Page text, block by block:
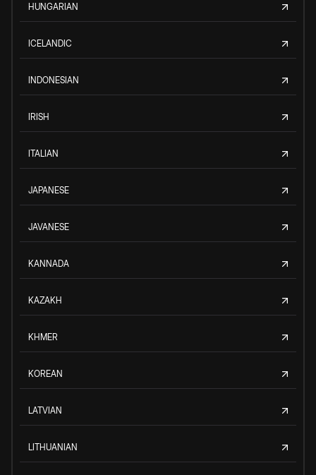
HUNGARIAN
ICELANDIC
INDONESIAN
IRISH
ITALIAN
JAPANESE
JAVANESE
KANNADA
KAZAKH
KHMER
KOREAN
LATVIAN
LITHUANIAN